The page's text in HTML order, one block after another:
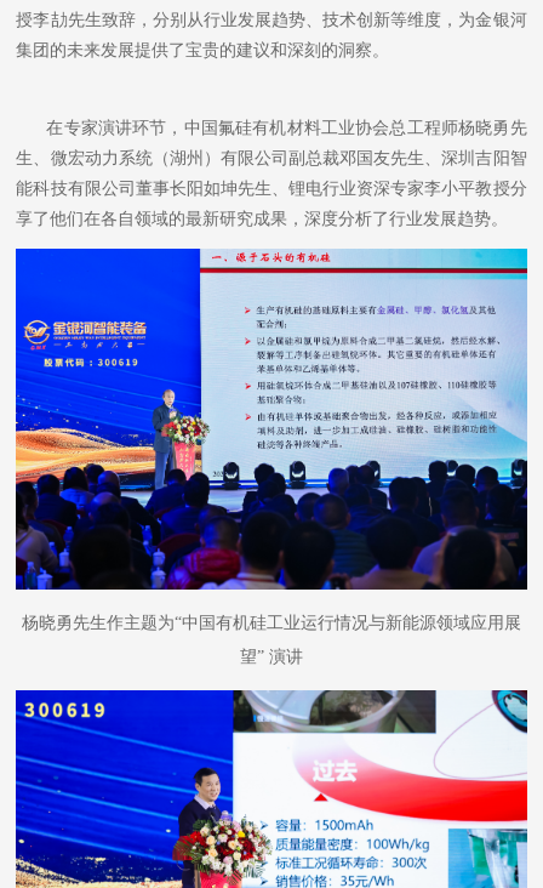
授李劼先生致辞，分别从行业发展趋势、技术创新等维度，为金银河
集团的未来发展提供了宝贵的建议和深刻的洞察。
在专家演讲环节，中国氟硅有机材料工业协会总工程师杨晓勇先
生、微宏动力系统（湖州）有限公司副总裁邓国友先生、深圳吉阳智
能科技有限公司董事长阳如坤先生、锂电行业资深专家李小平教授分
享了他们在各自领域的最新研究成果，深度分析了行业发展趋势。
杨晓勇先生作主题为“中国有机硅工业运行情况与新能源领域应用展
望” 演讲